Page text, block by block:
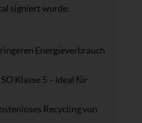
signiert wurde.
Energieverbrauch
Klasse 5 – ideal für
Recycling von